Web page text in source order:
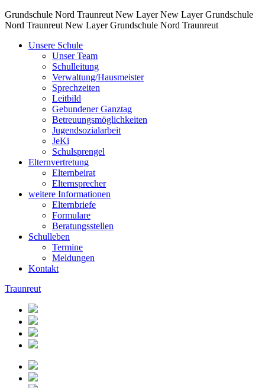
Grundschule Nord Traunreut New Layer New Layer Grundschule
Nord Traunreut New Layer Grundschule Nord Traunreut
Unsere Schule
Unser Team
Schulleitung
Verwaltung/Hausmeister
Sprechzeiten
Leitbild
Gebundener Ganztag
Betreuungsmöglichkeiten
Jugendsozialarbeit
JeKi
Schulsprengel
Elternvertretung
Elternbeirat
Elternsprecher
weitere Informationen
Elternbriefe
Formulare
Beratungsstellen
Schulleben
Termine
Meldungen
Kontakt
Traunreut